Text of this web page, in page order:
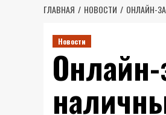
ГЛАВНАЯ НОВОСТИ ОНЛАЙН-
Новости